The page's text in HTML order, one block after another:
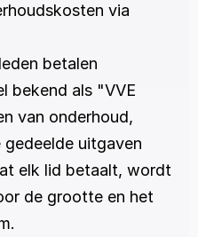
via
betalen
bekend als "VVE
van onderhoud,
gedeelde uitgaven
elk lid betaalt, wordt
de grootte en het